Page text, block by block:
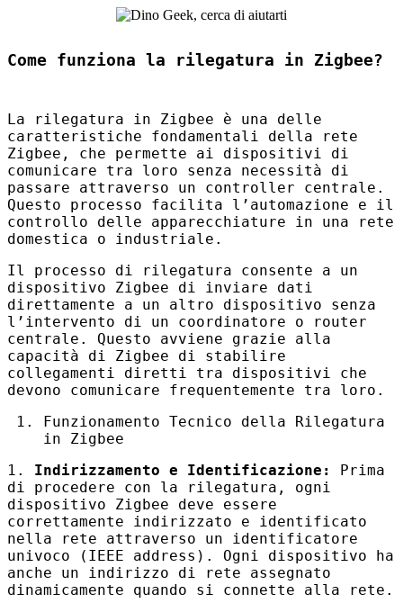
Come funziona la rilegatura in Zigbee?
La rilegatura in Zigbee è una delle
caratteristiche fondamentali della rete
Zigbee, che permette ai dispositivi di
comunicare tra loro senza necessità di
passare attraverso un controller centrale.
Questo processo facilita l’automazione e il
controllo delle apparecchiature in una rete
domestica o industriale.
Il processo di rilegatura consente a un
dispositivo Zigbee di inviare dati
direttamente a un altro dispositivo senza
l’intervento di un coordinatore o router
centrale. Questo avviene grazie alla
capacità di Zigbee di stabilire
collegamenti diretti tra dispositivi che
devono comunicare frequentemente tra loro.
Funzionamento Tecnico della Rilegatura
in Zigbee
1. Indirizzamento e Identificazione:
Prima
di procedere con la rilegatura, ogni
dispositivo Zigbee deve essere
correttamente indirizzato e identificato
nella rete attraverso un identificatore
univoco ( IEEE address). Ogni dispositivo ha
anche un indirizzo di rete assegnato
dinamicamente quando si connette alla rete.